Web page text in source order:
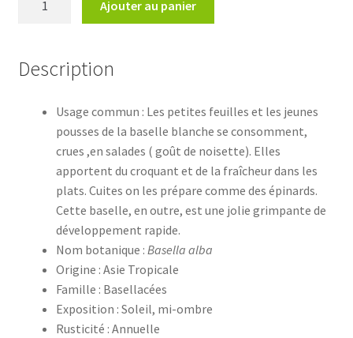
Ajouter au panier
Description
Usage commun : Les petites feuilles et les jeunes
pousses de la baselle blanche se consomment,
crues ,en salades ( goût de noisette). Elles
apportent du croquant et de la fraîcheur dans les
plats. Cuites on les prépare comme des épinards.
Cette baselle, en outre, est une jolie grimpante de
développement rapide.
Nom botanique : Basella alba
Origine : Asie Tropicale
Famille : Basellacées
Exposition : Soleil, mi-ombre
Rusticité : Annuelle